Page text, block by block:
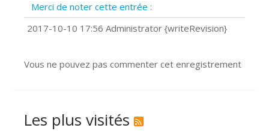
?
Comment installer Google Chrome ?
Merci de noter cette entrée :
2017-10-10 17:56 Administrator {writeRevision}
Vous ne pouvez pas commenter cet enregistrement
Les plus visités